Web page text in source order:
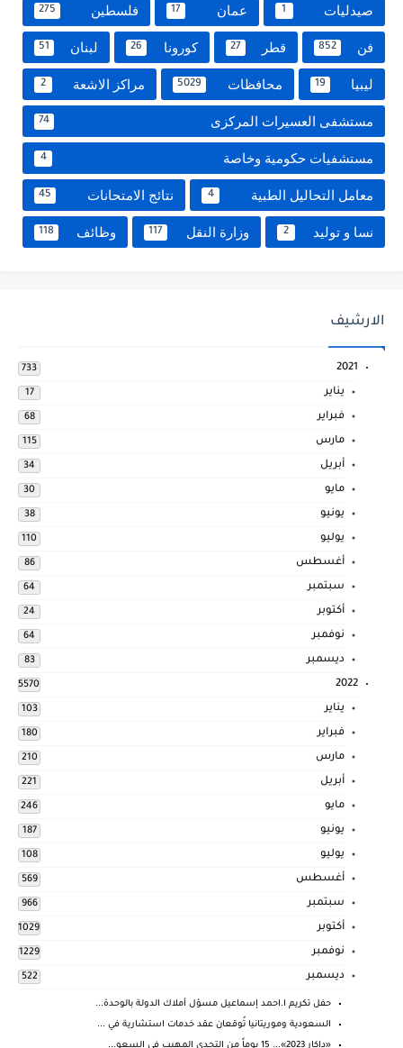
صيدليات 1 عمان 17 فلسطين 275
فن 852 قطر 27 كورونا 26 لبنان 51
ليبيا 19 محافظات 5029 مراكز الاشعة 2
مستشفى العسيرات المركزى 74
مستشفيات حكومية وخاصة 4
معامل التحاليل الطبية 4 نتائج الامتحانات 45
نسا و توليد 2 وزارة النقل 117 وظائف 118
الارشيف
2021
733
يناير 17
فبراير 68
مارس 115
أبريل 34
مايو 30
يونيو 38
يوليو 110
أغسطس 86
سبتمبر 64
أكتوبر 24
نوفمبر 64
ديسمبر 83
2022
5570
يناير 103
فبراير 180
مارس 210
أبريل 221
مايو 246
يونيو 187
يوليو 108
أغسطس 569
سبتمبر 966
أكتوبر 1029
نوفمبر 1229
ديسمبر 522
حفل تكريم ا.احمد إسماعيل مسؤل أملاك الدولة بالوحدة...
السعودية وموريتانيا تُوقعان عقد خدمات استشارية في ...